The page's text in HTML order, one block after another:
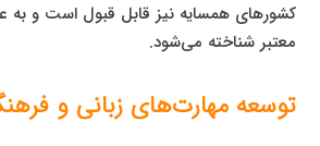
کشورهای همسایه نیز قابل قبول است و به
معتبر شناخته می‌شود.
توسعه مهارت‌های زبانی و